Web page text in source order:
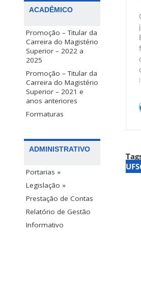
ACADÊMICO
Promoção – Titular da
Carreira do Magistério
Superior – 2022 a
2025
Promoção – Titular da
Carreira do Magistério
Superior – 2021 e
anos anteriores
Formaturas
ADMINISTRATIVO
Portarias »
Legislação »
Prestação de Contas
Relatório de Gestão
Informativo